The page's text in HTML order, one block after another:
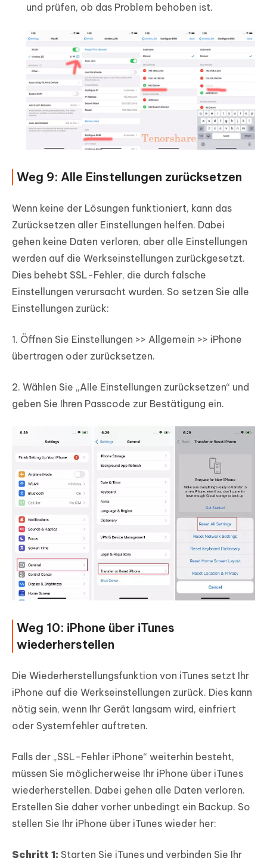
und prüfen, ob das Problem behoben ist.
Weg 9: Alle Einstellungen zurücksetzen
Wenn keine der Lösungen funktioniert, kann das
Zurücksetzen aller Einstellungen helfen. Dabei
gehen keine Daten verloren, aber alle Einstellungen
werden auf die Werkseinstellungen zurückgesetzt.
Dies behebt SSL-Fehler, die durch falsche
Einstellungen verursacht wurden. So setzen Sie alle
Einstellungen zurück:
1. Öffnen Sie Einstellungen >> Allgemein >> iPhone
übertragen oder zurücksetzen.
2. Wählen Sie „Alle Einstellungen zurücksetzen“ und
geben Sie Ihren Passcode zur Bestätigung ein.
Weg 10: iPhone über iTunes
wiederherstellen
Die Wiederherstellungsfunktion von iTunes setzt Ihr
iPhone auf die Werkseinstellungen zurück. Dies kann
nötig sein, wenn Ihr Gerät langsam wird, einfriert
oder Systemfehler auftreten.
Falls der „SSL-Fehler iPhone“ weiterhin besteht,
müssen Sie möglicherweise Ihr iPhone über iTunes
wiederherstellen. Dabei gehen alle Daten verloren.
Erstellen Sie daher vorher unbedingt ein Backup. So
stellen Sie Ihr iPhone über iTunes wieder her:
Schritt 1: Starten Sie iTunes und verbinden Sie Ihr